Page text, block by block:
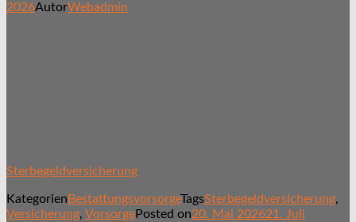
2026AutorWebadmin
Sterbegeldversicherung
Kategorien BestattungsvorsorgeTagsSterbegeldversicherung,
Versicherung, VorsorgePosted on20. Mai 202621. Juli